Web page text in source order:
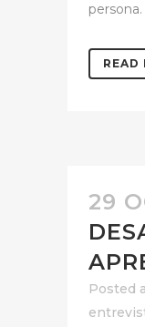
persona.
READ
29
Posted